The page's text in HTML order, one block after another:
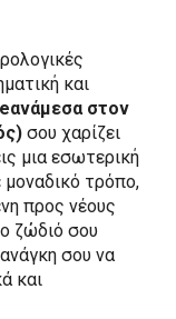
και
ανάμεσα στον
σου χαρίζει
μια εσωτερική
μοναδικό τρόπο,
προς νέους
ζώδιό σου
σου να
και